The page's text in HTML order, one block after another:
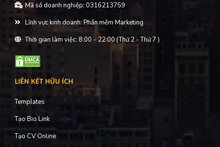
Mã số doanh nghiệp: 0316213759
Lĩnh vực kinh doanh: Phần mềm Marketing
Thời gian làm việc: 8:00 - 22:00 (Thứ 2 - Thứ 7 )
LIÊN KẾT HỮU ÍCH
Templates
Tạo Bio Link
Tạo CV Online